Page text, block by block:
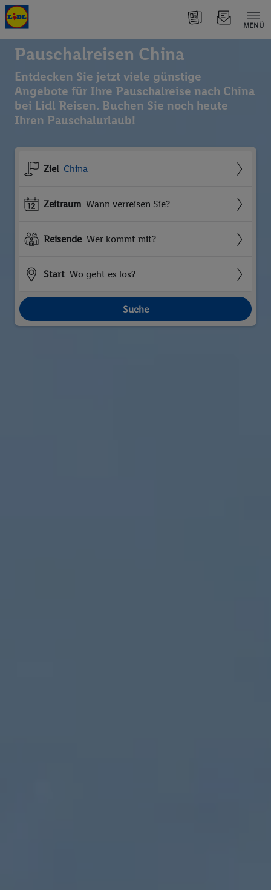
MENÜ
Pauschalreisen China
Entdecken Sie jetzt viele günstige
Angebote für Ihre Pauschalreise nach China
bei Lidl Reisen. Buchen Sie noch heute
Ihren Pauschalurlaub!
Ziel China
Zeitraum Wann verreisen Sie?
Reisende Wer kommt mit?
Start Wo geht es los?
Suche